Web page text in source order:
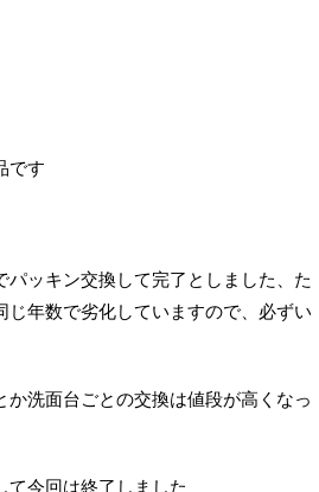
です
ッキン交換して完了としました、た
年数で劣化していますので、必ずい
洗面台ごとの交換は値段が高くなっ
今回は終了しました